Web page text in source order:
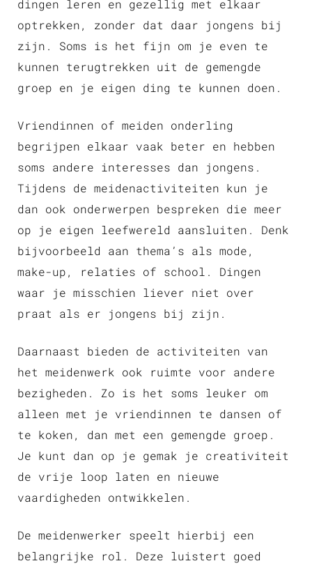
dingen leren en gezellig met elkaar
optrekken, zonder dat daar jongens bij
zijn. Soms is het fijn om je even te
kunnen terugtrekken uit de gemengde
groep en je eigen ding te kunnen doen.
Vriendinnen of meiden onderling
begrijpen elkaar vaak beter en hebben
soms andere interesses dan jongens.
Tijdens de meidenactiviteiten kun je
dan ook onderwerpen bespreken die meer
op je eigen leefwereld aansluiten. Denk
bijvoorbeeld aan thema’s als mode,
make-up, relaties of school. Dingen
waar je misschien liever niet over
praat als er jongens bij zijn.
Daarnaast bieden de activiteiten van
het meidenwerk ook ruimte voor andere
bezigheden. Zo is het soms leuker om
alleen met je vriendinnen te dansen of
te koken, dan met een gemengde groep.
Je kunt dan op je gemak je creativiteit
de vrije loop laten en nieuwe
vaardigheden ontwikkelen.
De meidenwerker speelt hierbij een
belangrijke rol. Deze luistert goed